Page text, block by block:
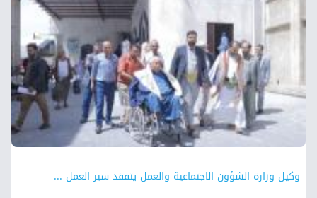
وكيل وزارة الشؤون الاجتماعية والعمل يتفقد سير العمل ...